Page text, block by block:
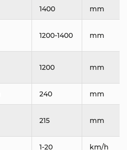
1400 mm
1200-1400 mm
1200 mm
240 mm
215 mm
1-20 km/h